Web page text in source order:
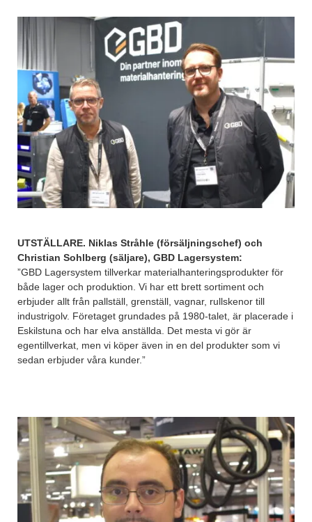
UTSTÄLLARE. Niklas Stråhle (försäljningschef) och
Christian Sohlberg (säljare), GBD Lagersystem:
”GBD Lagersystem tillverkar materialhanteringsprodukter för
både lager och produktion. Vi har ett brett sortiment och
erbjuder allt från pallställ, grenställ, vagnar, rullskenor till
industrigolv. Företaget grundades på 1980-talet, är placerade i
Eskilstuna och har elva anställda. Det mesta vi gör är
egentillverkat, men vi köper även in en del produkter som vi
sedan erbjuder våra kunder.”